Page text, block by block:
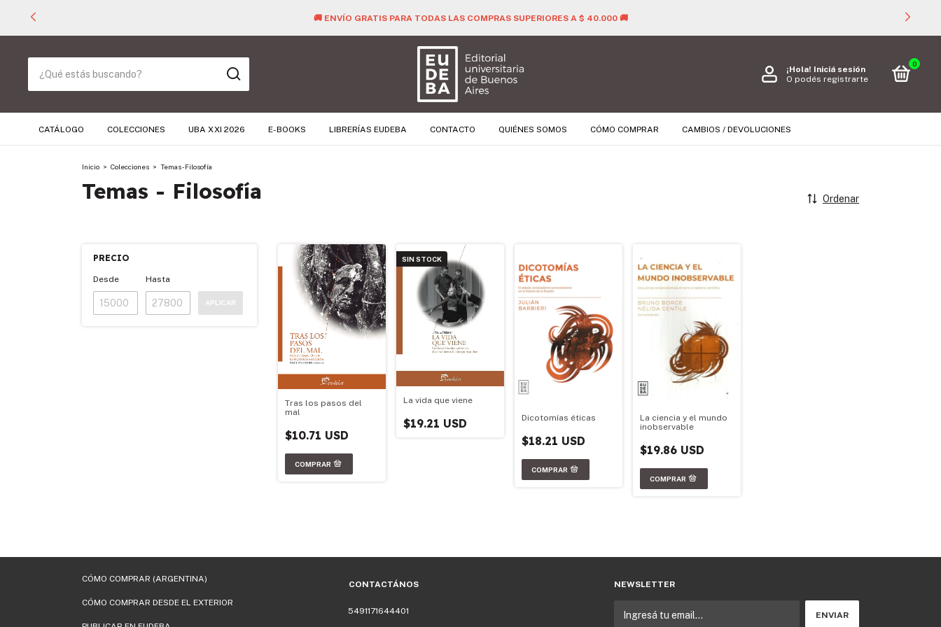
🚚 ENVÍO GRATIS PARA TODAS LAS COMPRAS SUPERIORES A $ 40.000 🚚
¡Hola! Iniciá sesión
O podés registrarte
0
CATÁLOGO COLECCIONES UBA XXI 2026 E-BOOKS LIBRERÍAS EUDEBA CONTACTO QUIÉNES SOMOS CÓMO COMPRAR CAMBIOS / DEVOLUCIONES
Inicio > Colecciones > Temas - Filosofía
Temas - Filosofía Ordenar
PRECIO
Desde Hasta
APLICAR
Tras los pasos del
mal
$10.71 USD
SIN STOCK
La vida que viene
$19.21 USD Dicotomías éticas
$18.21 USD
La ciencia y el mundo
inobservable
$19.86 USD
CÓMO COMPRAR (ARGENTINA)
CÓMO COMPRAR DESDE EL EXTERIOR
CONTACTÁNOS
5491171644401
NEWSLETTER